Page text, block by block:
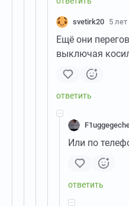
svetirk20 5
Ещё они
выключая
Или по